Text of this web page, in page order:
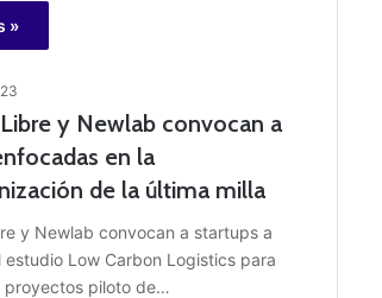
»
y Newlab convocan a
en la
de la última milla
y Newlab convocan a startups a
estudio Low Carbon Logistics para
proyectos piloto de…